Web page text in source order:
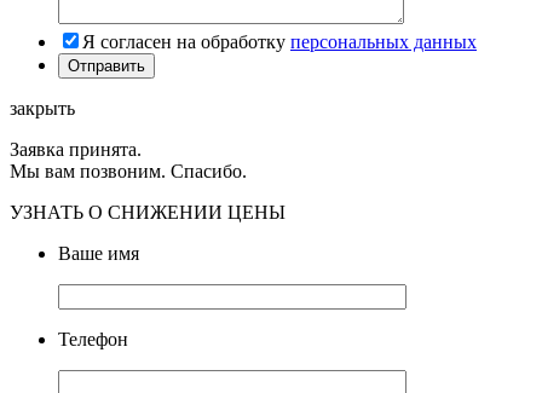
Я согласен на обработку персональных данных
закрыть
Заявка принята.
Мы вам позвоним. Спасибо.
УЗНАТЬ О СНИЖЕНИИ ЦЕНЫ
Ваше имя
Телефон